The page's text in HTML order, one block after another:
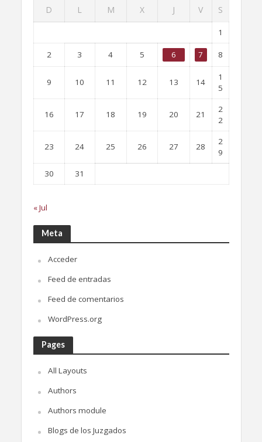
D L M X J V S
1
2 3 4 5 6 7 8
9 10 11 12 13 14
1
5
16 17 18 19 20 21
2
2
23 24 25 26 27 28
2
9
30
31
« Jul
Meta
Acceder
Feed de entradas
Feed de comentarios
WordPress.org
Pages
All Layouts
Authors
Authors module
Blogs de los Juzgados